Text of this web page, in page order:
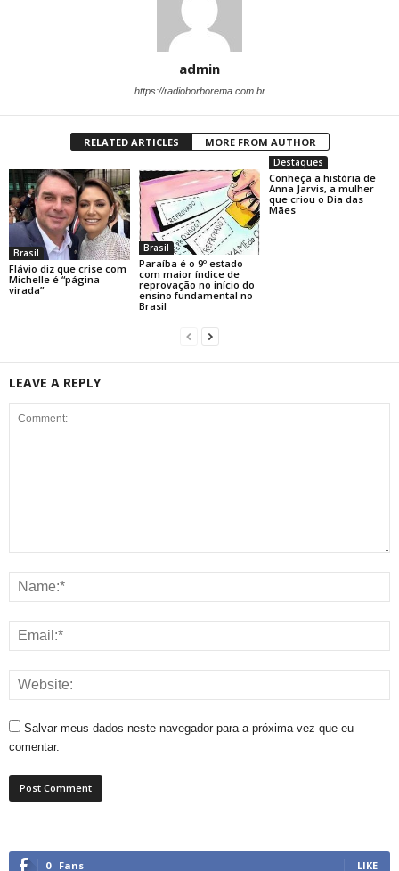
admin
https://radioborborema.com.br
RELATED ARTICLES MORE FROM AUTHOR
Brasil
Flávio diz que crise com
Michelle é “página
virada”
Brasil
Paraíba é o 9º estado
com maior índice de
reprovação no início do
ensino fundamental no
Brasil
Destaques
Conheça a história de
Anna Jarvis, a mulher
que criou o Dia das
Mães
LEAVE A REPLY
Salvar meus dados neste navegador para a próxima vez que eu
comentar.
0 Fans LIKE